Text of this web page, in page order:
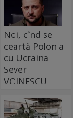
Noi, cînd se
ceartă Polonia
cu Ucraina
Sever
VOINESCU